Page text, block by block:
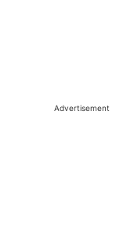
Advertisement